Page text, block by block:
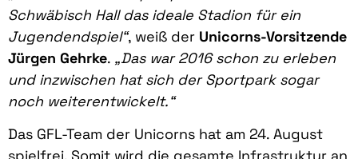
Schwäbisch Hall das ideale Stadion für ein
Jugendendspiel“, weiß der Unicorns-Vorsitzende
Jürgen Gehrke. „Das war 2016 schon zu erleben
und inzwischen hat sich der Sportpark sogar
noch weiterentwickelt.“
Das GFL-Team der Unicorns hat am 24. August